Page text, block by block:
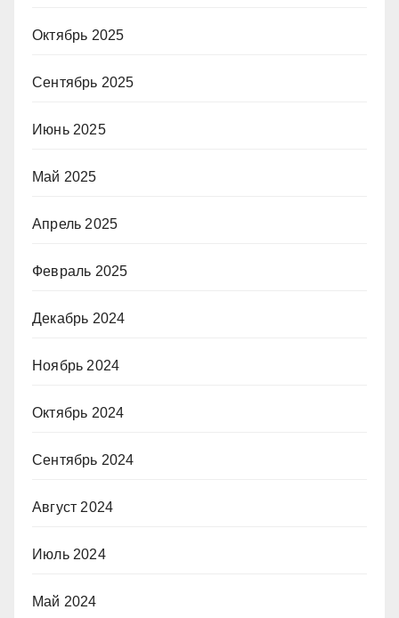
Октябрь 2025
Сентябрь 2025
Июнь 2025
Май 2025
Апрель 2025
Февраль 2025
Декабрь 2024
Ноябрь 2024
Октябрь 2024
Сентябрь 2024
Август 2024
Июль 2024
Май 2024